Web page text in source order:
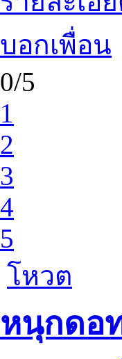
บอกเพื่อน
0/5
1
2
3
4
5
โหวต
หนุกดอ